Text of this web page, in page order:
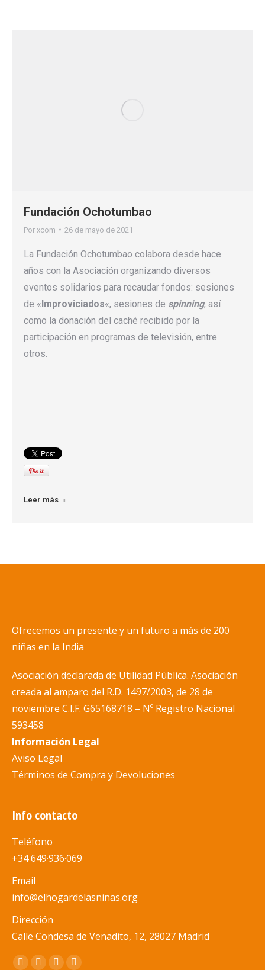
Fundación Ochotumbao
Por xcom 26 de mayo de 2021
La Fundación Ochotumbao colabora desde hace
años con la Asociación organizando diversos
eventos solidarios para recaudar fondos: sesiones
de «Improviciados«, sesiones de spinning, así
como la donación del caché recibido por la
participación en programas de televisión, entre
otros.
Leer más
Ofrecemos un presente y un futuro a más de 200
niñas en la India
Asociación declarada de Utilidad Pública. Asociación
creada al amparo del R.D. 1497/2003, de 28 de
noviembre C.I.F. G65168718 – Nº Registro Nacional
593458
Información Legal
Aviso Legal
Términos de Compra y Devoluciones
Info contacto
Teléfono
+34 649·936·069
Email
info@elhogardelasninas.org
Dirección
Calle Condesa de Venadito, 12, 28027 Madrid
Encuéntranos en: